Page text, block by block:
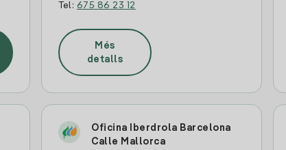
Tel: 675 86 23 12
Més
detalls
Oficina Iberdrola Barcelona
Calle Mallorca